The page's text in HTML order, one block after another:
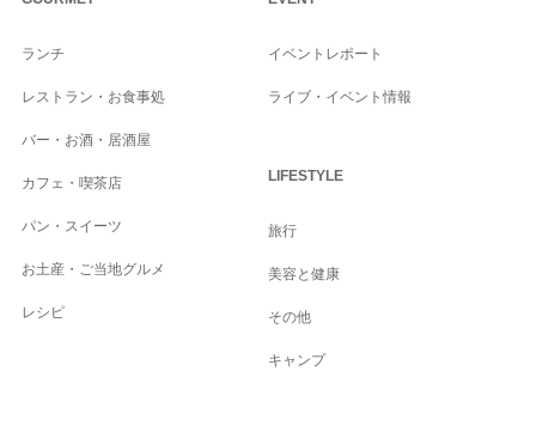
ランチ
レストラン・お食事処
バー・お酒・居酒屋
カフェ・喫茶店
パン・スイーツ
お土産・ご当地グルメ
レシピ
イベントレポート
ライブ・イベント情報
LIFESTYLE
旅行
美容と健康
その他
キャンプ